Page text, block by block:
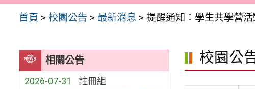
首頁 >校園公告 > 最新消息 >提醒通知：學生共學營
相關公告
2026-07-31 註冊組
校園公